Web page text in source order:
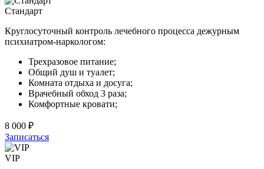
Стандарт
Круглосуточный контроль лечебного процесса дежурным
психиатром-наркологом:
Трехразовое питание;
Общий душ и туалет;
Комната отдыха и досуга;
Врачебный обход 3 раза;
Комфортные кровати;
8 000 ₽
Записаться
VIP